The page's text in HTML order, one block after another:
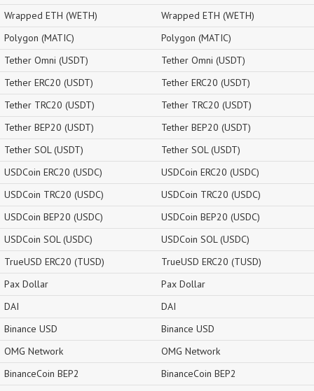
Wrapped ETH (WETH)
Polygon (MATIC)
Tether Omni (USDT)
Tether ERC20 (USDT)
Tether TRC20 (USDT)
Tether BEP20 (USDT)
Tether SOL (USDT)
USDCoin ERC20 (USDC)
USDCoin TRC20 (USDC)
USDCoin BEP20 (USDC)
USDCoin SOL (USDC)
TrueUSD ERC20 (TUSD)
Pax Dollar
DAI
Binance USD
OMG Network
BinanceCoin BEP2
Wrapped ETH (WETH)
Polygon (MATIC)
Tether Omni (USDT)
Tether ERC20 (USDT)
Tether TRC20 (USDT)
Tether BEP20 (USDT)
Tether SOL (USDT)
USDCoin ERC20 (USDC)
USDCoin TRC20 (USDC)
USDCoin BEP20 (USDC)
USDCoin SOL (USDC)
TrueUSD ERC20 (TUSD)
Pax Dollar
DAI
Binance USD
OMG Network
BinanceCoin BEP2